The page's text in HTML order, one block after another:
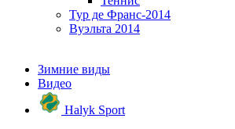
Тур де Франс-2014
Вуэльта 2014
Зимние виды
Видео
Halyk Sport